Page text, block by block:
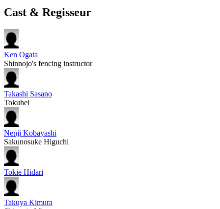
Cast & Regisseur
Ken Ogata
Shinnojo's fencing instructor
Takashi Sasano
Tokuhei
Nenji Kobayashi
Sakunosuke Higuchi
Tokie Hidari
Takuya Kimura